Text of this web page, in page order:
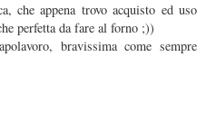
che appena trovo acquisto ed uso
perfetta da fare al forno ;))
bravissima come sempre